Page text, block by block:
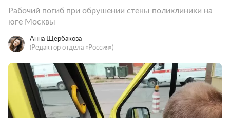
Рабочий погиб при обрушении стены поликлиники на
юге Москвы
Анна Щербакова
(Редактор отдела «Россия»)